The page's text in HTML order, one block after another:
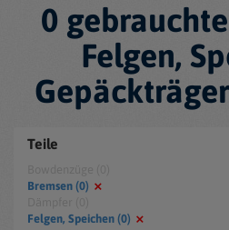
0
Felgen,
Teile
Bremsen (0)
Felgen, Speichen (0)